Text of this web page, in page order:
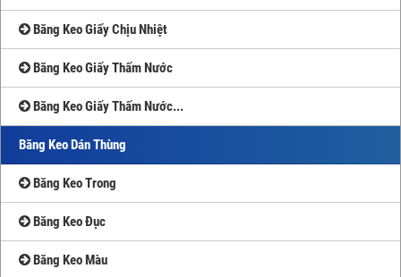
Băng Keo Giấy Chịu Nhiệt
Băng Keo Giấy Thấm Nước
Băng Keo Giấy Thấm Nước...
Băng Keo Dán Thùng
Băng Keo Trong
Băng Keo Đục
Băng Keo Màu